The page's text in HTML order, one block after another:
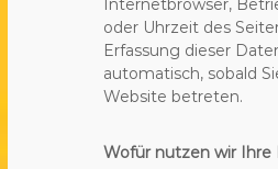
Internetbrowser,
oder Uhrzeit des
Erfassung dieser
automatisch, sobald
Website betreten.
Wofür nutzen wir Ihre